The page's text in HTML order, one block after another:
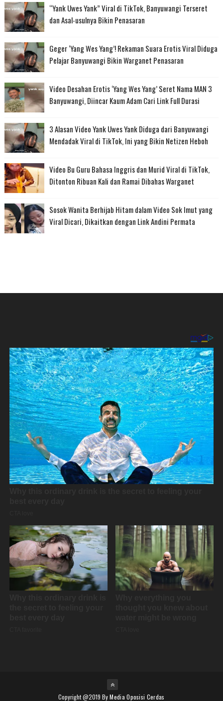
“Yank Uwes Yank” Viral di TikTok, Banyuwangi Terseret
dan Asal-usulnya Bikin Penasaran
Geger ‘Yang Wes Yang’! Rekaman Suara Erotis Viral Diduga
Pelajar Banyuwangi Bikin Warganet Penasaran
Video Desahan Erotis ‘Yang Wes Yang’ Seret Nama MAN 3
Banyuwangi, Diincar Kaum Adam Cari Link Full Durasi
3 Alasan Video Yank Uwes Yank Diduga dari Banyuwangi
Mendadak Viral di TikTok, Ini yang Bikin Netizen Heboh
Video Bu Guru Bahasa Inggris dan Murid Viral di TikTok,
Ditonton Ribuan Kali dan Ramai Dibahas Warganet
Sosok Wanita Berhijab Hitam dalam Video Sok Imut yang
Viral Dicari, Dikaitkan dengan Link Andini Permata
Copyright @2019 ByMedia Oposisi Cerdas